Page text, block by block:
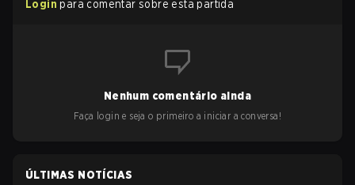
Login para comentar sobre esta partida
Nenhum comentário ainda
Faça login e seja o primeiro a iniciar a conversa!
ÚLTIMAS NOTÍCIAS